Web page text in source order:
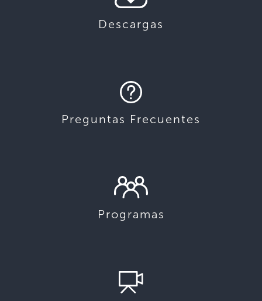
Descargas
Preguntas Frecuentes
Programas